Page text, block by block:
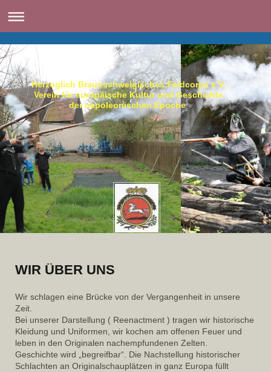
Herzoglich Braunschweigisches Feldcorps e.V.
Verein für europäische Kultur und Geschichte
der napoleonischen Epoche
WIR ÜBER UNS
Wir schlagen eine Brücke von der Vergangenheit in unsere
Zeit.
Bei unserer Darstellung ( Reenactment ) tragen wir historische
Kleidung und Uniformen, wir kochen am offenen Feuer und
leben in den Originalen nachempfundenen Zelten.
Geschichte wird „begreifbar“. Die Nachstellung historischer
Schlachten an Originalschauplätzen in ganz Europa füllt